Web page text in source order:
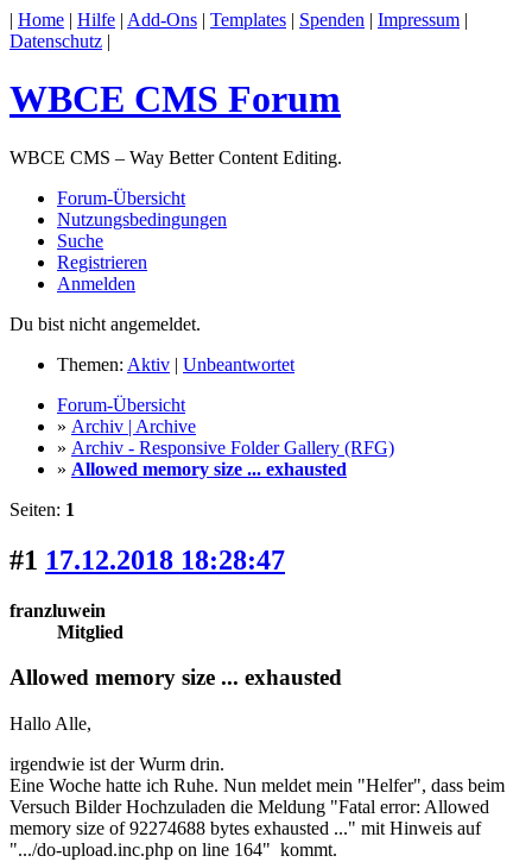
| Home | Hilfe | Add-Ons | Templates | Spenden | Impressum |
Datenschutz |
WBCE CMS Forum
WBCE CMS – Way Better Content Editing.
Forum-Übersicht
Nutzungsbedingungen
Suche
Registrieren
Anmelden
Du bist nicht angemeldet.
Themen: Aktiv | Unbeantwortet
Forum-Übersicht
» Archiv | Archive
» Archiv - Responsive Folder Gallery (RFG)
» Allowed memory size ... exhausted
Seiten: 1
#1 17.12.2018 18:28:47
franzluwein
Mitglied
Allowed memory size ... exhausted
Hallo Alle,
irgendwie ist der Wurm drin.
Eine Woche hatte ich Ruhe. Nun meldet mein "Helfer", dass beim
Versuch Bilder Hochzuladen die Meldung "Fatal error: Allowed
memory size of 92274688 bytes exhausted ..." mit Hinweis auf
".../do-upload.inc.php on line 164" kommt.